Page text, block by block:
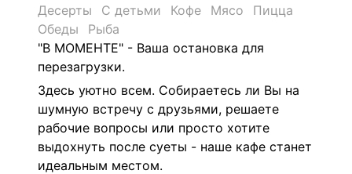
Десерты
С детьми Кофе Мясо
Пицца
Обеды
Рыба
"В МОМЕНТЕ" - Ваша остановка для
перезагрузки.
Здесь уютно всем. Собираетесь ли Вы на
шумную встречу с друзьями, решаете
рабочие вопросы или просто хотите
выдохнуть после суеты - наше кафе станет
идеальным местом.